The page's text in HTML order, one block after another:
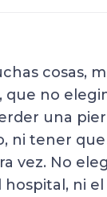
cosas,
que no
una
ni tener
vez. No
hospital, ni